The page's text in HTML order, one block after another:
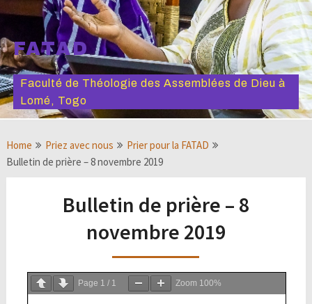
FATAD
Faculté de Théologie des Assemblées de Dieu à
Lomé, Togo
Home Priez avec nous
Prier pour la FATAD
Bulletin de prière – 8 novembre 2019
Bulletin de prière – 8
novembre 2019
Page 1 / 1 Zoom 100%